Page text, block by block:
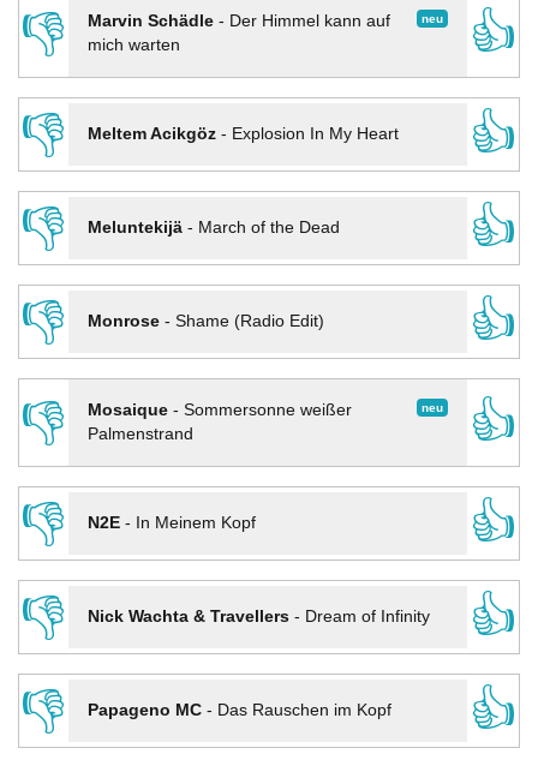
👎 neu
Marvin Schädle- Der Himmel kann auf
mich warten
👍
👎
Meltem Acikgöz- Explosion In My Heart
👍
👎
Meluntekijä- March of the Dead
👍
👎
Monrose- Shame (Radio Edit)
👍
👎
neu
Mosaique- Sommersonne weißer
Palmenstrand
👍
👎
N2E- In Meinem Kopf
👍
👎
Nick Wachta & Travellers- Dream of Infinity
👍
👎
Papageno MC- Das Rauschen im Kopf
👍